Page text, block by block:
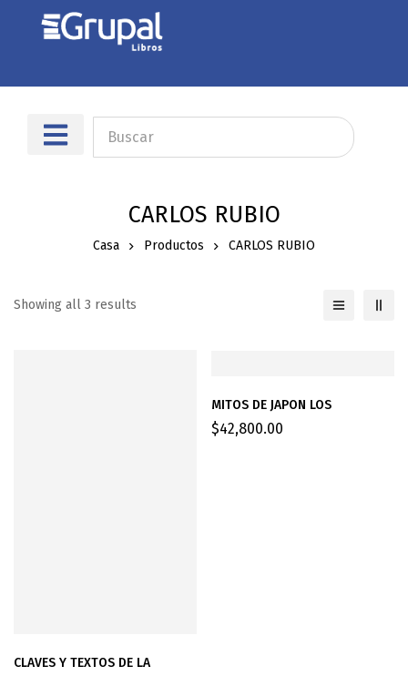
CARLOS RUBIO
Casa Productos CARLOS RUBIO
Showing all 3 results
CLAVES Y TEXTOS DE LA
MITOS DE JAPON LOS
$42,800.00